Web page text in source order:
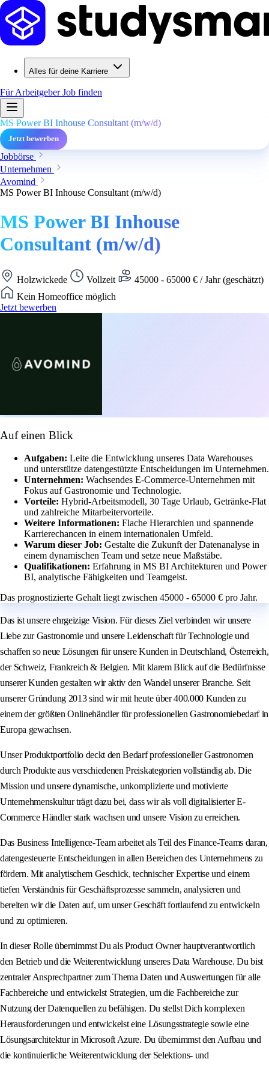
Alles für deine Karriere
Für ArbeitgeberJob finden
MS Power BI Inhouse Consultant (m/w/d)
Jetzt bewerben
Jobbörse
Unternehmen
Avomind
MS Power BI Inhouse Consultant (m/w/d)
MS Power BI Inhouse
Consultant (m/w/d)
Holzwickede Vollzeit
45000 - 65000 € / Jahr (geschätzt)
Kein Homeoffice möglich
Jetzt bewerben
Auf einen Blick
Aufgaben: Leite die Entwicklung unseres Data Warehouses
und unterstütze datengestützte Entscheidungen im Unternehmen.
Unternehmen: Wachsendes E-Commerce-Unternehmen mit
Fokus auf Gastronomie und Technologie.
Vorteile: Hybrid-Arbeitsmodell, 30 Tage Urlaub, Getränke-Flat
und zahlreiche Mitarbeitervorteile.
Weitere Informationen: Flache Hierarchien und spannende
Karrierechancen in einem internationalen Umfeld.
Warum dieser Job: Gestalte die Zukunft der Datenanalyse in
einem dynamischen Team und setze neue Maßstäbe.
Qualifikationen: Erfahrung in MS BI Architekturen und Power
BI, analytische Fähigkeiten und Teamgeist.
Das prognostizierte Gehalt liegt zwischen 45000 - 65000 € pro Jahr.
Das ist unsere ehrgeizige Vision. Für dieses Ziel verbinden wir unsere
Liebe zur Gastronomie und unsere Leidenschaft für Technologie und
schaffen so neue Lösungen für unsere Kunden in Deutschland, Österreich,
der Schweiz, Frankreich & Belgien. Mit klarem Blick auf die Bedürfnisse
unserer Kunden gestalten wir aktiv den Wandel unserer Branche. Seit
unserer Gründung 2013 sind wir mit heute über 400.000 Kunden zu
einem der größten Onlinehändler für professionellen Gastronomiebedarf in
Europa gewachsen.
Unser Produktportfolio deckt den Bedarf professioneller Gastronomen
durch Produkte aus verschiedenen Preiskategorien vollständig ab. Die
Mission und unsere dynamische, unkomplizierte und motivierte
Unternehmenskultur trägt dazu bei, dass wir als voll digitalisierter E-
Commerce Händler stark wachsen und unsere Vision zu erreichen.
Das Business Intelligence-Team arbeitet als Teil des Finance-Teams daran,
datengesteuerte Entscheidungen in allen Bereichen des Unternehmens zu
fördern. Mit analytischem Geschick, technischer Expertise und einem
tiefen Verständnis für Geschäftsprozesse sammeln, analysieren und
bereiten wir die Daten auf, um unser Geschäft fortlaufend zu entwickeln
und zu optimieren.
In dieser Rolle übernimmst Du als Product Owner hauptverantwortlich
den Betrieb und die Weiterentwicklung unseres Data Warehouse. Du bist
zentraler Ansprechpartner zum Thema Daten und Auswertungen für alle
Fachbereiche und entwickelst Strategien, um die Fachbereiche zur
Nutzung der Datenquellen zu befähigen. Du stellst Dich komplexen
Herausforderungen und entwickelst eine Lösungsstrategie sowie eine
Lösungsarchitektur in Microsoft Azure. Du übernimmst den Aufbau und
die kontinuierliche Weiterentwicklung der Selektions- und